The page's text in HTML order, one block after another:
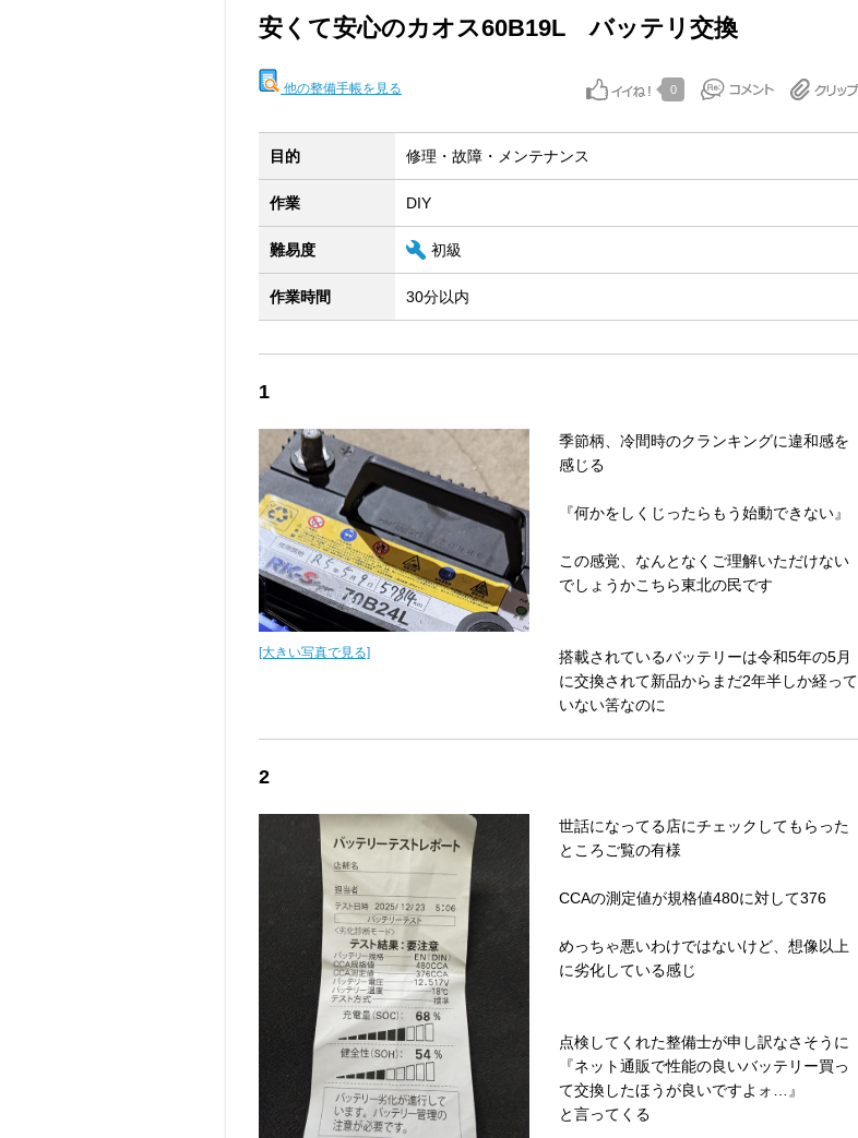
安くて安心のカオス60B19L バッテリ交換
他の整備手帳を見る 0
目的 修理・故障・メンテナンス
作業 DIY
難易度 初級
作業時間 30分以内
1
[大きい写真で見る]
季節柄、冷間時のクランキングに違和感を
感じる
『何かをしくじったらもう始動できない』
この感覚、なんとなくご理解いただけない
でしょうかこちら東北の民です
搭載されているバッテリーは令和5年の5月
に交換されて新品からまだ2年半しか経って
いない筈なのに
2
世話になってる店にチェックしてもらった
ところご覧の有様
CCAの測定値が規格値480に対して376
めっちゃ悪いわけではないけど、想像以上
に劣化している感じ
点検してくれた整備士が申し訳なさそうに
『ネット通販で性能の良いバッテリー買っ
て交換したほうが良いですよォ…』
と言ってくる